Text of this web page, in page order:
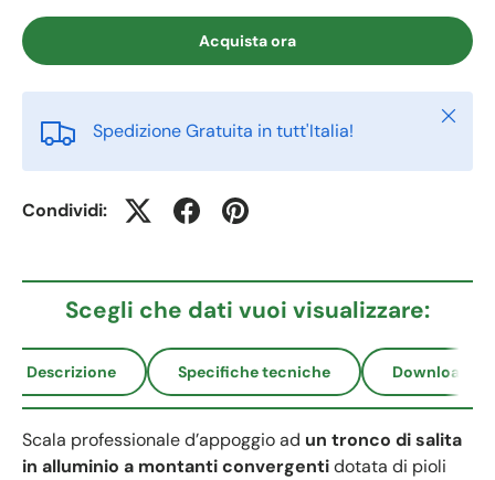
Acquista ora
Spedizione Gratuita in tutt'Italia!
Chiudi
Condividi:
Scegli che dati vuoi visualizzare:
Descrizione Specifiche tecniche Download
Scala professionale d’appoggio ad un tronco di salita
in alluminio a montanti convergentidotata di pioli